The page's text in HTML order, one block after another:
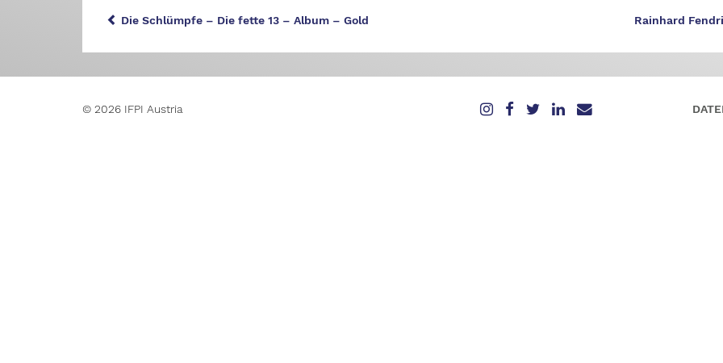
Rainhard
Die Schlümpfe – Die fette 13 – Album – Gold
© 2026 IFPI Austria